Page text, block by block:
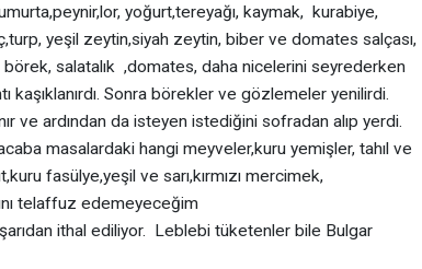
yoğurt,tereyağı, kaymak, kurabiye,
yeşil zeytin,siyah zeytin, biber ve domates salçası,
börek, salatalık ,domates, daha nicelerini seyrederken
kaşıklanırdı. Sonra börekler ve gözlemeler yenilirdi.
ve ardından da isteyen istediğini sofradan alıp yerdi.
masalardaki hangi meyveler,kuru yemişler, tahıl ve
fasülye,yeşil ve sarı,kırmızı mercimek,
telaffuz edemeyeceğim
ithal ediliyor. Leblebi tüketenler bile Bulgar